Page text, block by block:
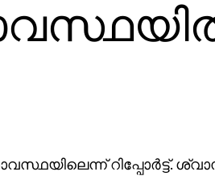
റിപ്പോര്‍ട്ട്.